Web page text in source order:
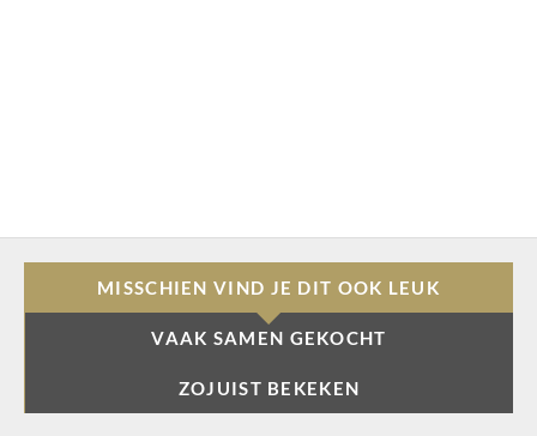
MISSCHIEN VIND JE DIT OOK LEUK
VAAK SAMEN GEKOCHT
ZOJUIST BEKEKEN